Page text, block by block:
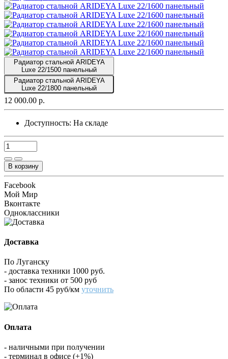
Радиатор стальной ARIDEYA
Luxe 22/1500 панельный
Радиатор стальной ARIDEYA
Luxe 22/1800 панельный
12 000.00 р.
Доступность: На складе
В корзину
Facebook
Мой Мир
Вконтакте
Одноклассники
Доставка
По Луганску
- доставка техники 1000 руб.
- занос техники от 500 руб
По области 45 руб/км уточнить
Оплата
- наличными при получении
- терминал в офисе (+1%)